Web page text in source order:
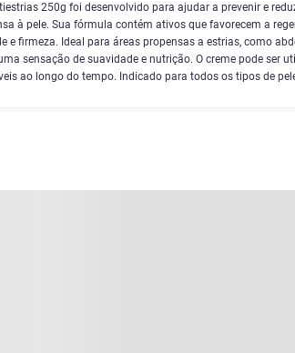
250g foi desenvolvido para ajudar a prevenir e
à pele. Sua fórmula contém ativos que favorecem a
e firmeza. Ideal para áreas propensas a estrias, como
sensação de suavidade e nutrição. O creme pode ser
ao longo do tempo. Indicado para todos os tipos de